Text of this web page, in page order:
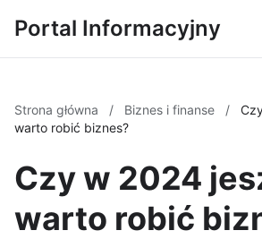
Portal Informacyjny
Strona główna / Biznes i finanse /
warto robić biznes?
Czy w 2024
warto robić